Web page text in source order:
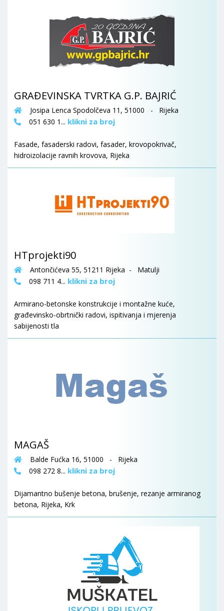
GRAĐEVINSKA TVRTKA G.P. BAJRIĆ
Josipa Lenca Spodolčeva 11, 51000 - Rijeka
051 630 1... klikni za broj
Fasade, fasaderski radovi, fasader, krovopokrivač,
hidroizolacije ravnih krovova, Rijeka
HTprojekti90
Antončićeva 55, 51211 Rijeka - Matulji
098 711 4... klikni za broj
Armirano-betonske konstrukcije i montažne kuće,
građevinsko-obrtnički radovi, ispitivanja i mjerenja
sabijenosti tla
MAGAŠ
Balde Fućka 16, 51000 - Rijeka
098 272 8... klikni za broj
Dijamantno bušenje betona, brušenje, rezanje armiranog
betona, Rijeka, Krk